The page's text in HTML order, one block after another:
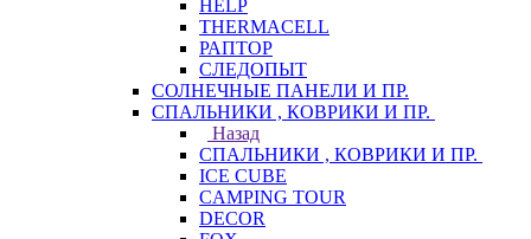
HELP
THERMACELL
РАПТОР
СЛЕДОПЫТ
СОЛНЕЧНЫЕ ПАНЕЛИ И ПР.
СПАЛЬНИКИ , КОВРИКИ И ПР.
Назад
СПАЛЬНИКИ , КОВРИКИ И ПР.
ICE CUBE
CAMPING TOUR
DECOR